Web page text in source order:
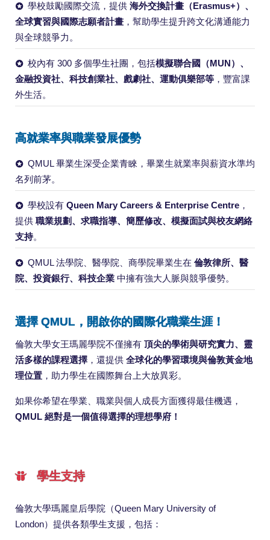
學校鼓勵國際交流，提供 海外交換計畫（Erasmus+）、
全球實習與國際志願者計畫 ，幫助學生提升跨文化溝通能力
與全球競爭力。
校內有 300 多個學生社團，包括模擬聯合國（MUN）、
金融投資社、科技創業社、戲劇社、運動俱樂部等 ，豐富課
外生活。
高就業率與職業發展優勢
QMUL 畢業生深受企業青睞，畢業生就業率與薪資水準均
名列前茅。
學校設有 Queen Mary Careers & Enterprise Centre，
提供 職業規劃、求職指導、簡歷修改、模擬面試與校友網絡
支持。
QMUL 法學院、醫學院、商學院畢業生在 倫敦律所、醫
院、投資銀行、科技企業 中擁有強大人脈與競爭優勢。
選擇 QMUL，開啟你的國際化職業生涯！
倫敦大學女王瑪麗學院不僅擁有 頂尖的學術與研究實力、靈
活多樣的課程選擇 ，還提供 全球化的學習環境與倫敦黃金地
理位置 ，助力學生在國際舞台上大放異彩。
如果你希望在學業、職業與個人成長方面獲得最佳機遇，
QMUL 絕對是一個值得選擇的理想學府！
學生支持
倫敦大學瑪麗皇后學院（Queen Mary University of
London）提供各類學生支援，包括：